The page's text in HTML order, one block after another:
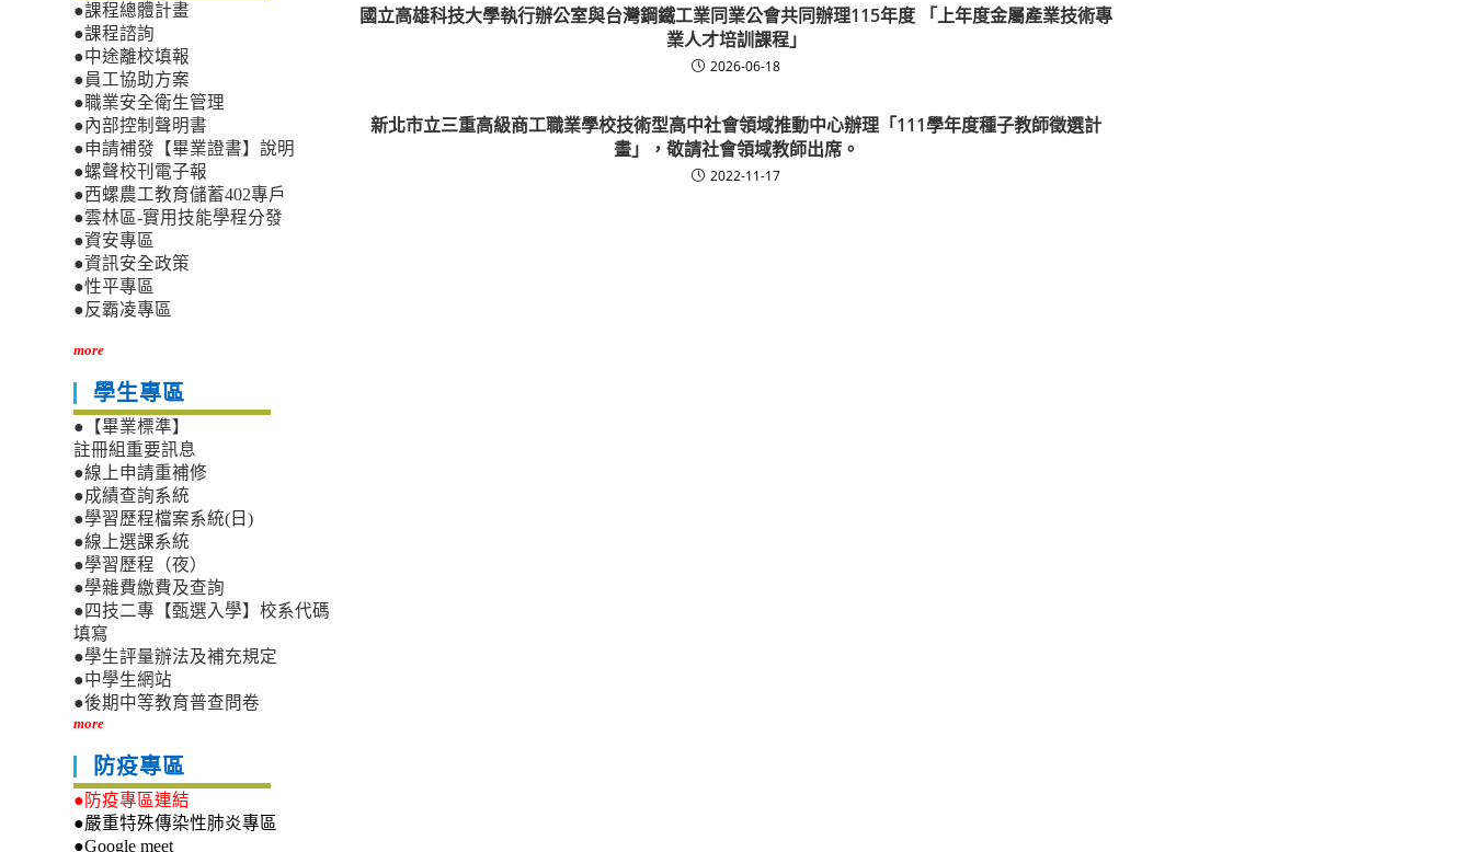
國立高雄科技大學執行辦公室與台灣鋼鐵工業同業公會共同辦理115年度 「上年度金屬產業技術專
業人才培訓課程」
2026-06-18
新北市立三重高級商工職業學校技術型高中社會領域推動中心辦理「111學年度種子教師徵選計
畫」，敬請社會領域教師出席。
2022-11-17
●課程總體計畫
●課程諮詢
●中途離校填報
●員工協助方案
●職業安全衛生管理
●內部控制聲明書
●申請補發【畢業證書】說明
●螺聲校刊電子報
●西螺農工教育儲蓄402專戶
●雲林區-實用技能學程分發
●資安專區
●資訊安全政策
●性平專區
●反霸凌專區
more
學生專區
●【畢業標準】
註冊組重要訊息
●線上申請重補修
●成績查詢系統
●學習歷程檔案系統(日)
●線上選課系統
●學習歷程（夜）
●學雜費繳費及查詢
●四技二專【甄選入學】校系代碼
填寫
●學生評量辦法及補充規定
●中學生網站
●後期中等教育普查問卷
more
防疫專區
●防疫專區連結
●嚴重特殊傳染性肺炎專區
●Google meet